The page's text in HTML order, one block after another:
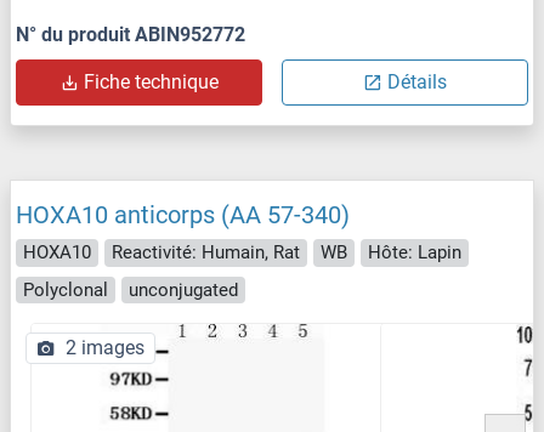
N° du produit ABIN952772
Fiche technique Détails
HOXA10 anticorps (AA 57-340)
HOXA10 Reactivité: Humain, Rat WB
Hôte: Lapin
Polyclonal
unconjugated
2 images